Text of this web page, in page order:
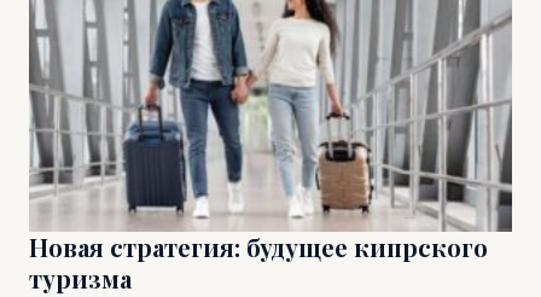
Новая стратегия: будущее кипрского
туризма